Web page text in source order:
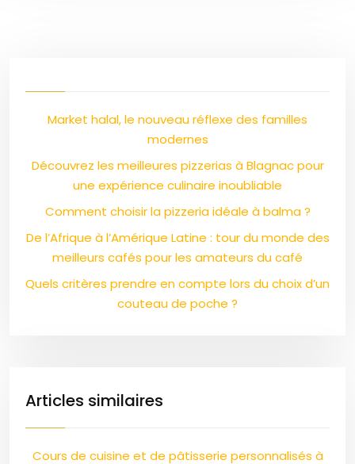
Market halal, le nouveau réflexe des familles
modernes
Découvrez les meilleures pizzerias à Blagnac pour
une expérience culinaire inoubliable
Comment choisir la pizzeria idéale à balma ?
De l’Afrique à l’Amérique Latine : tour du monde des
meilleurs cafés pour les amateurs du café
Quels critères prendre en compte lors du choix d’un
couteau de poche ?
Articles similaires
Cours de cuisine et de pâtisserie personnalisés à